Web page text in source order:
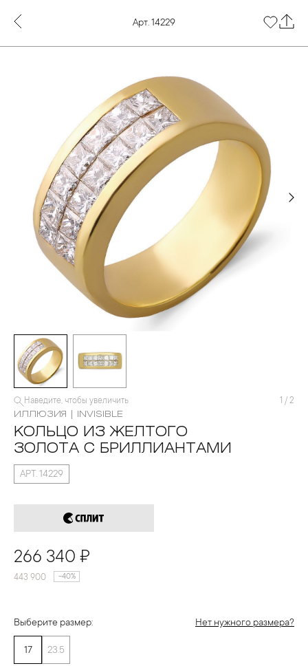
Арт. 14229
Наведите, чтобы увеличить 1 / 2
ИЛЛЮЗИЯ | INVISIBLE
КОЛЬЦО ИЗ ЖЕЛТОГО
ЗОЛОТА С БРИЛЛИАНТАМИ
АРТ. 14229
266 340 ₽
443 900 -40%
Выберите размер: Нет нужного размера?
17 23.5